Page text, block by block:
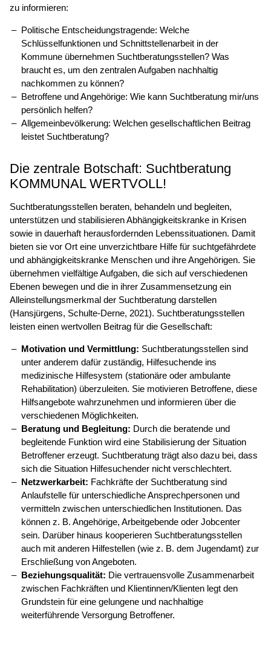
zu informieren:
Politische Entscheidungstragende: Welche
Schlüsselfunktionen und Schnittstellenarbeit in der
Kommune übernehmen Suchtberatungsstellen? Was
braucht es, um den zentralen Aufgaben nachhaltig
nachkommen zu können?
Betroffene und Angehörige: Wie kann Suchtberatung mir/uns
persönlich helfen?
Allgemeinbevölkerung: Welchen gesellschaftlichen Beitrag
leistet Suchtberatung?
Die zentrale Botschaft: Suchtberatung
KOMMUNAL WERTVOLL!
Suchtberatungsstellen beraten, behandeln und begleiten,
unterstützen und stabilisieren Abhängigkeitskranke in Krisen
sowie in dauerhaft herausfordernden Lebenssituationen. Damit
bieten sie vor Ort eine unverzichtbare Hilfe für suchtgefährdete
und abhängigkeitskranke Menschen und ihre Angehörigen. Sie
übernehmen vielfältige Aufgaben, die sich auf verschiedenen
Ebenen bewegen und die in ihrer Zusammensetzung ein
Alleinstellungsmerkmal der Suchtberatung darstellen
(Hansjürgens, Schulte-Derne, 2021). Suchtberatungsstellen
leisten einen wertvollen Beitrag für die Gesellschaft:
Motivation und Vermittlung: Suchtberatungsstellen sind
unter anderem dafür zuständig, Hilfesuchende ins
medizinische Hilfesystem (stationäre oder ambulante
Rehabilitation) überzuleiten. Sie motivieren Betroffene, diese
Hilfsangebote wahrzunehmen und informieren über die
verschiedenen Möglichkeiten.
Beratung und Begleitung: Durch die beratende und
begleitende Funktion wird eine Stabilisierung der Situation
Betroffener erzeugt. Suchtberatung trägt also dazu bei, dass
sich die Situation Hilfesuchender nicht verschlechtert.
Netzwerkarbeit: Fachkräfte der Suchtberatung sind
Anlaufstelle für unterschiedliche Ansprechpersonen und
vermitteln zwischen unterschiedlichen Institutionen. Das
können z. B. Angehörige, Arbeitgebende oder Jobcenter
sein. Darüber hinaus kooperieren Suchtberatungsstellen
auch mit anderen Hilfestellen (wie z. B. dem Jugendamt) zur
Erschließung von Angeboten.
Beziehungsqualität: Die vertrauensvolle Zusammenarbeit
zwischen Fachkräften und Klientinnen/Klienten legt den
Grundstein für eine gelungene und nachhaltige
weiterführende Versorgung Betroffener.